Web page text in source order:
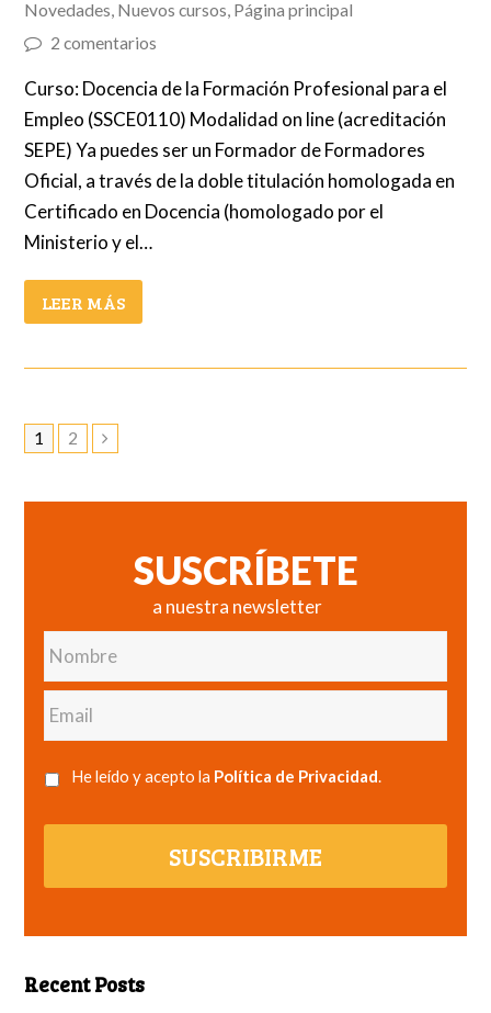
Novedades, Nuevos cursos, Página principal
2 comentarios
Curso: Docencia de la Formación Profesional para el
Empleo (SSCE0110) Modalidad on line (acreditación
SEPE) Ya puedes ser un Formador de Formadores
Oficial, a través de la doble titulación homologada en
Certificado en Docencia (homologado por el
Ministerio y el…
LEER MÁS
Page
1 Page
2
SUSCRÍBETE
a nuestra newsletter
Nombre
Email
He leído y acepto la Política de Privacidad.
SUSCRIBIRME
Recent Posts